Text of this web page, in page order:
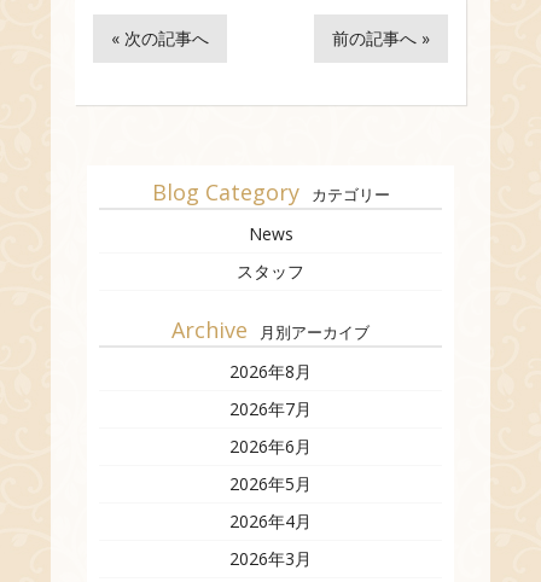
« 次の記事へ 前の記事へ »
Blog Category カテゴリー
News
スタッフ
Archive 月別アーカイブ
2026年8月
2026年7月
2026年6月
2026年5月
2026年4月
2026年3月